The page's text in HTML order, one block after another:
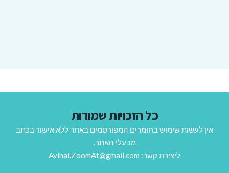
כל הזכויות שמורות
אין לעשות שימוש בחומרים המפורסמים באתר ללא אישור בכתב
מבעלי האתר.
ליצירת קשר: Avihai.ZoomAt@gmail.com